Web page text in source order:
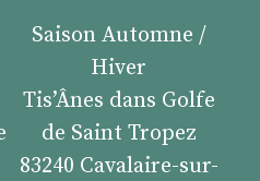
Saison Automne /
Hiver
Tis’Ânes dans Golfe
de Saint Tropez
83240 Cavalaire-sur-